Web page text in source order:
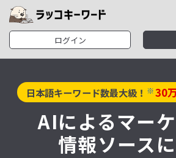
ログイン
日本語キーワード数最大級！ ※30
AIによるマー
情報ソース